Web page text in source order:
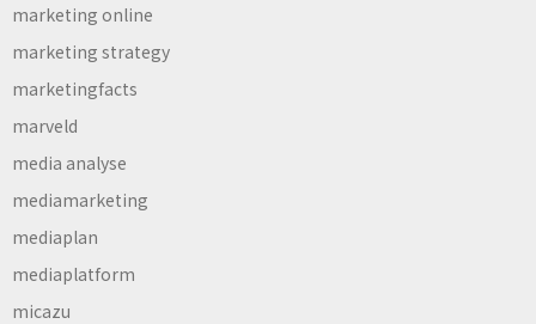
marketing online
marketing strategy
marketingfacts
marveld
media analyse
mediamarketing
mediaplan
mediaplatform
micazu